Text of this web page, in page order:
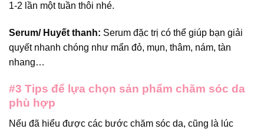
1-2 lần một tuần thôi nhé.
Serum/ Huyết thanh: Serum đặc trị có thể giúp bạn giải
quyết nhanh chóng như mẩn đỏ, mụn, thâm, nám, tàn
nhang…
#3 Tips để lựa chọn sản phẩm chăm sóc da
phù hợp
Nếu đã hiểu được các bước chăm sóc da, cũng là lúc